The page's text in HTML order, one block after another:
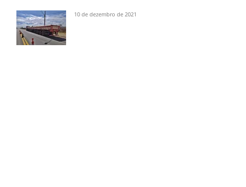
10 de dezembro de 2021